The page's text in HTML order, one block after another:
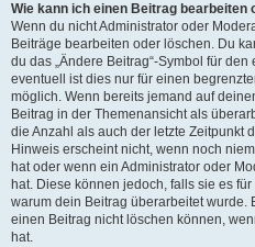
Wie kann ich einen Beitrag bearbeiten
Wenn du nicht Administrator oder
Beiträge bearbeiten oder löschen. Du
du das „Ändere Beitrag“-Symbol für
eventuell ist dies nur für einen
möglich. Wenn bereits jemand auf
Beitrag in der Themenansicht als
die Anzahl als auch der letzte Zeitpunkt
Hinweis erscheint nicht, wenn noch
hat oder wenn ein Administrator oder
hat. Diese können jedoch, falls sie es
warum dein Beitrag überarbeitet wurde.
einen Beitrag nicht löschen können,
hat.